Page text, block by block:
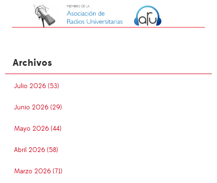
Archivos
Julio 2026 (53)
Junio 2026 (29)
Mayo 2026 (44)
Abril 2026 (58)
Marzo 2026 (71)